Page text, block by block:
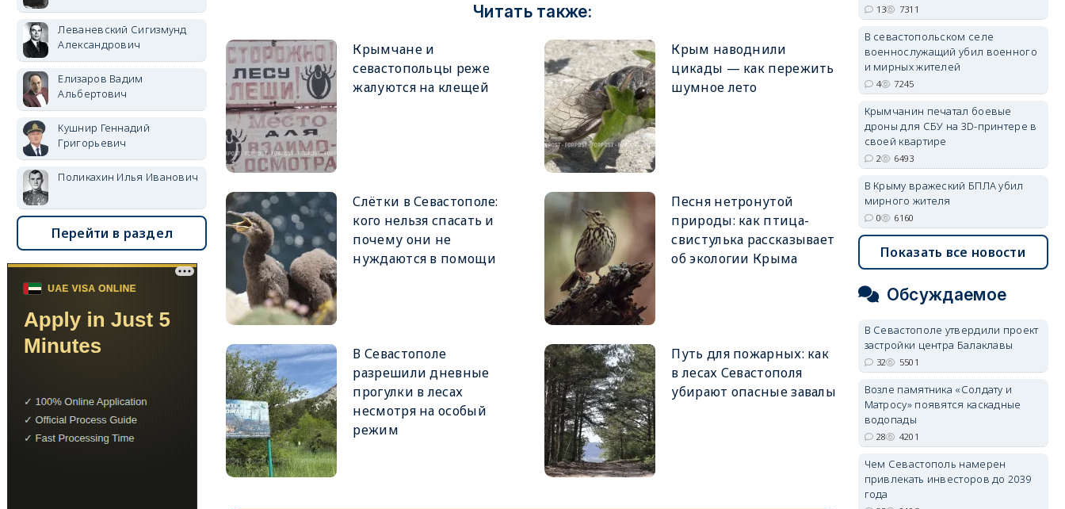
Читать также:
Крымчане и
севастопольцы реже
жалуются на клещей
Крым наводнили
цикады — как пережить
шумное лето
Слётки в Севастополе:
кого нельзя спасать и
почему они не
нуждаются в помощи
Песня нетронутой
природы: как птица-
свистулька рассказывает
об экологии Крыма
В Севастополе
разрешили дневные
прогулки в лесах
несмотря на особый
режим
Путь для пожарных: как
в лесах Севастополя
убирают опасные завалы
Леваневский Сигизмунд
Александрович
Елизаров Вадим
Альбертович
Кушнир Геннадий
Григорьевич
Поликахин Илья Иванович
Перейти в раздел
13 7311
В севастопольском селе
военнослужащий убил военного
и мирных жителей
4 7245
Крымчанин печатал боевые
дроны для СБУ на 3D-принтере в
своей квартире
2 6493
В Крыму вражеский БПЛА убил
мирного жителя
0 6160
Показать все новости
Обсуждаемое
В Севастополе утвердили проект
застройки центра Балаклавы
32 5501
Возле памятника «Солдату и
Матросу» появятся каскадные
водопады
28 4201
Чем Севастополь намерен
привлекать инвесторов до 2039
года